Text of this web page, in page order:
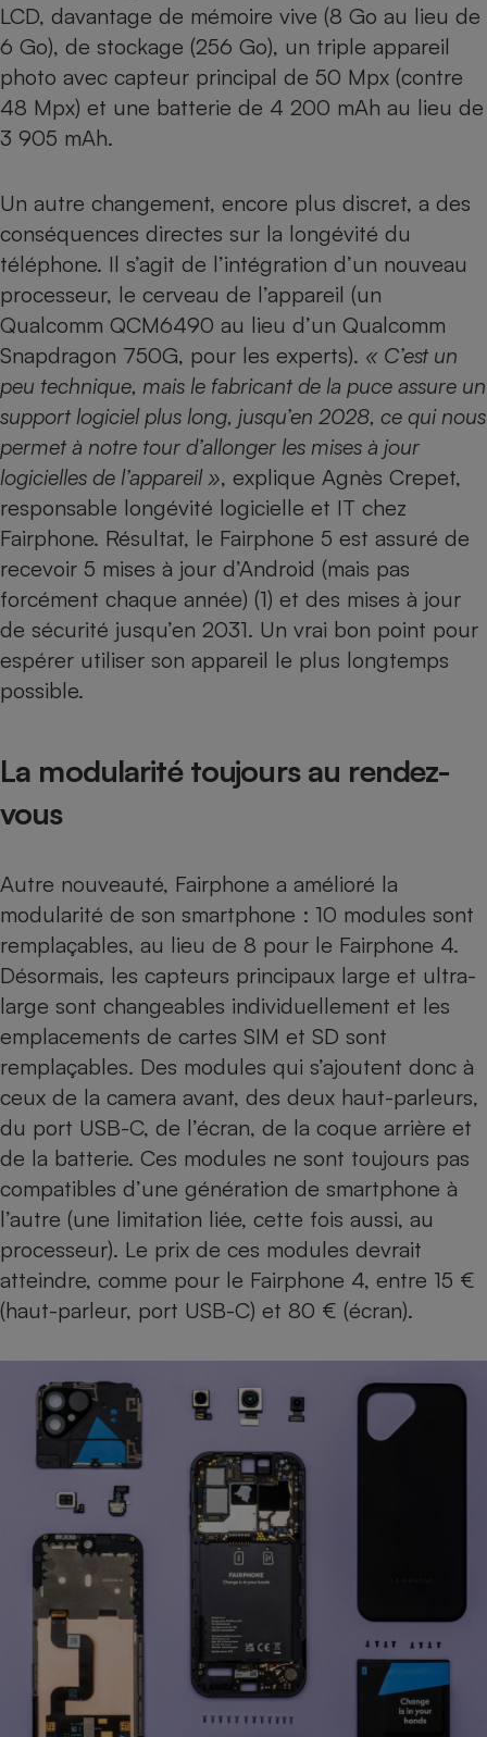
LCD, davantage de mémoire vive (8 Go au lieu de
6 Go), de stockage (256 Go), un triple appareil
photo avec capteur principal de 50 Mpx (contre
48 Mpx) et une batterie de 4 200 mAh au lieu de
3 905 mAh.
Un autre changement, encore plus discret, a des
conséquences directes sur la longévité du
téléphone. Il s’agit de l’intégration d’un nouveau
processeur, le cerveau de l’appareil (un
Qualcomm QCM6490 au lieu d’un Qualcomm
Snapdragon 750G, pour les experts). « C’est un
peu technique, mais le fabricant de la puce assure un
support logiciel plus long, jusqu’en 2028, ce qui nous
permet à notre tour d’allonger les mises à jour
logicielles de l’appareil », explique Agnès Crepet,
responsable longévité logicielle et IT chez
Fairphone. Résultat, le Fairphone 5 est assuré de
recevoir 5 mises à jour d’Android (mais pas
forcément chaque année) (1) et des mises à jour
de sécurité jusqu’en 2031. Un vrai bon point pour
espérer utiliser son appareil le plus longtemps
possible.
La modularité toujours au rendez-
vous
Autre nouveauté, Fairphone a amélioré la
modularité de son smartphone : 10 modules sont
remplaçables, au lieu de 8 pour le Fairphone 4.
Désormais, les capteurs principaux large et ultra-
large sont changeables individuellement et les
emplacements de cartes SIM et SD sont
remplaçables. Des modules qui s’ajoutent donc à
ceux de la camera avant, des deux haut-parleurs,
du port USB-C, de l’écran, de la coque arrière et
de la batterie. Ces modules ne sont toujours pas
compatibles d’une génération de smartphone à
l’autre (une limitation liée, cette fois aussi, au
processeur). Le prix de ces modules devrait
atteindre, comme pour le Fairphone 4, entre 15 €
(haut-parleur, port USB-C) et 80 € (écran).
Climatiseur -
Ventilateur
Cafetière à expressos
Robot ménager
Antivirus